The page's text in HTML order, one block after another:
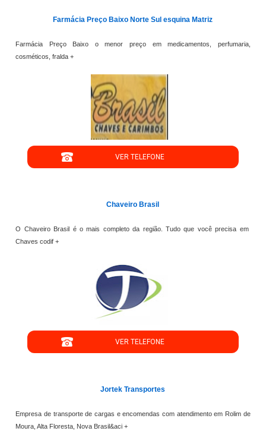
Farmácia Preço Baixo Norte Sul esquina Matriz
Farmácia Preço Baixo o menor preço em medicamentos, perfumaria,
cosméticos, fralda +
VER TELEFONE
Chaveiro Brasil
O Chaveiro Brasil é o mais completo da região. Tudo que você precisa em
Chaves codif +
VER TELEFONE
Jortek Transportes
Empresa de transporte de cargas e encomendas com atendimento em Rolim de
Moura, Alta Floresta, Nova Brasil&aci +